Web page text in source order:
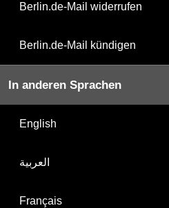
Berlin.de-Mail widerrufen
Berlin.de-Mail kündigen
In anderen Sprachen
English
العربية
Français